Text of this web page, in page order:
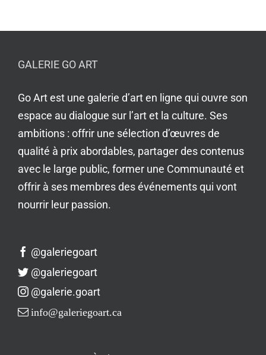
GALERIE GO ART
Go Art est une galerie d’art en ligne qui ouvre son
espace au dialogue sur l’art et la culture. Ses
ambitions : offrir une sélection d’œuvres de
qualité à prix abordables, partager des contenus
avec le large public, former une Communauté et
offrir à ses membres des événements qui vont
nourrir leur passion.
@galeriegoart
@galeriegoart
@galerie.goart
info@galeriegoart.ca